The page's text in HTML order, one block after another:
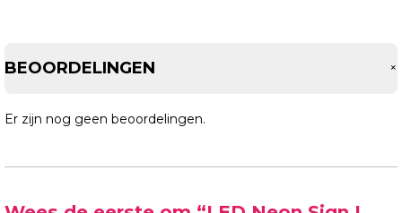
BEOORDELINGEN +
Er zijn nog geen beoordelingen.